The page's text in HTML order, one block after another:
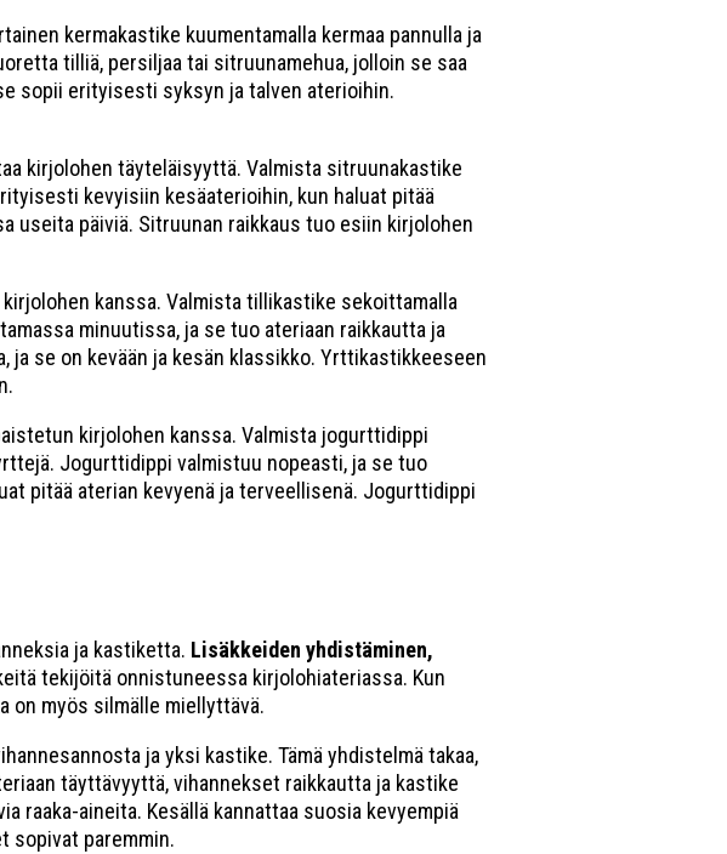
kermakastike kuumentamalla kermaa pannulla ja
tilliä, persiljaa tai sitruunamehua, jolloin se saa
sopii erityisesti syksyn ja talven aterioihin.
kirjolohen täyteläisyyttä. Valmista sitruunakastike
kevyisiin kesäaterioihin, kun haluat pitää
useita päiviä. Sitruunan raikkaus tuo esiin kirjolohen
kanssa. Valmista tillikastike sekoittamalla
minuutissa, ja se tuo ateriaan raikkautta ja
se on kevään ja kesän klassikko. Yrttikastikkeeseen
kirjolohen kanssa. Valmista jogurttidippi
Jogurttidippi valmistuu nopeasti, ja se tuo
pitää aterian kevyenä ja terveellisenä. Jogurttidippi
ja kastiketta. Lisäkkeiden yhdistäminen,
tekijöitä onnistuneessa kirjolohiateriassa. Kun
on myös silmälle miellyttävä.
ja yksi kastike. Tämä yhdistelmä takaa,
täyttävyyttä, vihannekset raikkautta ja kastike
raaka-aineita. Kesällä kannattaa suosia kevyempiä
sopivat paremmin.